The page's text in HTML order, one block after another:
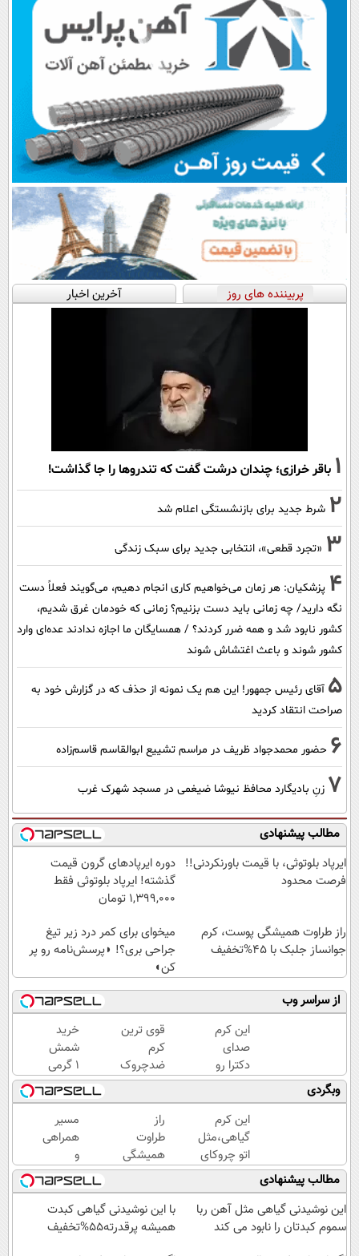
پربیننده های روز آخرین اخبار
1 باقر خرازی؛ چندان درشت گفت که تندروها را جا گذاشت!
2 شرط جدید برای بازنشستگی اعلام شد
3 «تجرد قطعی»، انتخابی جدید برای سبک زندگی
4 پزشکیان: هر زمان می‌خواهیم کاری انجام دهیم، می‌گویند فعلاً دست
نگه دارید/ چه زمانی باید دست بزنیم؟ زمانی که خودمان غرق شدیم،
کشور نابود شد و همه ضرر کردند؟ / همسایگان ما اجازه ندادند عده‌ای وارد
کشور شوند و باعث اغتشاش شوند
5 آقای رئیس جمهور! این هم یک نمونه از حذف که در گزارش خود به
صراحت انتقاد کردید
6 حضور محمدجواد ظریف در مراسم تشییع ابوالقاسم قاسم‌زاده
7 زنِ بادیگارد محافظ نیوشا ضیغمی در مسجد شهرک غرب
مطالب پیشنهادی
ایرپاد بلوتوثی، با قیمت باورنکردنی!!
فرصت محدود
دوره ایرپاد‌های گرون قیمت
گذشته! ایرپاد بلوتوثی فقط
1,399,000 تومان
راز طراوت همیشگی پوست، کرم
جوانساز جلبک با 45%تخفیف
میخوای برای کمر درد زیر تیغ
جراحی بری؟! ◗پرسش‌نامه رو پر
کن◖
از سراسر وب
این کرم
صدای
دکترا رو
در اورده
😳
چون
دیگه
نیازی
نداری
بوتاکس
کنی!!!
قوی ترین
کرم
ضدچروک
گیاهی!
تحت
لیسانس
آلمان
(40%تخفیف
زمستانی)
خرید
شمش
1 گرمی
از
طلاسی
وبگردی
این کرم
گیاهی،مثل
اتو چروکای
پوستتوصاف
میکنه!50%تخفیف
راز
طراوت
همیشگی
پوست،
کرم
جوانساز
جلبک با
مسیر
همراهی
و
گزارش
عملکرد
گروه
اسنپ
مطالب پیشنهادی
این نوشیدنی گیاهی مثل آهن ربا
سموم کبدتان را نابود می کند
با این نوشیدنی گیاهی کبدت
همیشه پرقدرته55%تخفیف